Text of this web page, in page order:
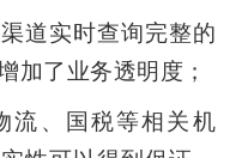
道实时查询完整的
加了业务透明度；
流、国税等相关机